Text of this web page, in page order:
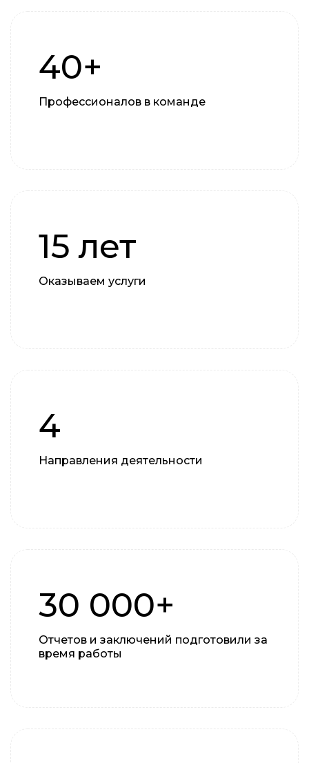
40+
Профессионалов в команде
15 лет
Оказываем услуги
4
Направления деятельности
30 000+
Отчетов и заключений подготовили за
время работы